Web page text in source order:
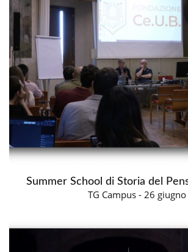
Summer School di Storia del
TG Campus - 26 giugno